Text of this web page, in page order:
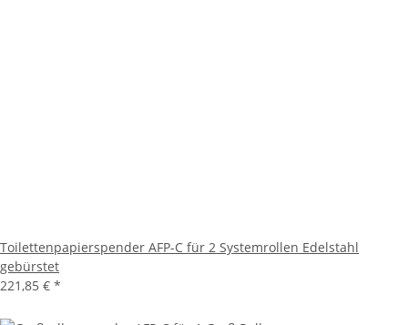
Toilettenpapierspender AFP-C für 2 Systemrollen Edelstahl
gebürstet
221,85 € *